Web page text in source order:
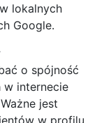
lokalnych
Google.
o spójność
w internecie
jest
w profilu